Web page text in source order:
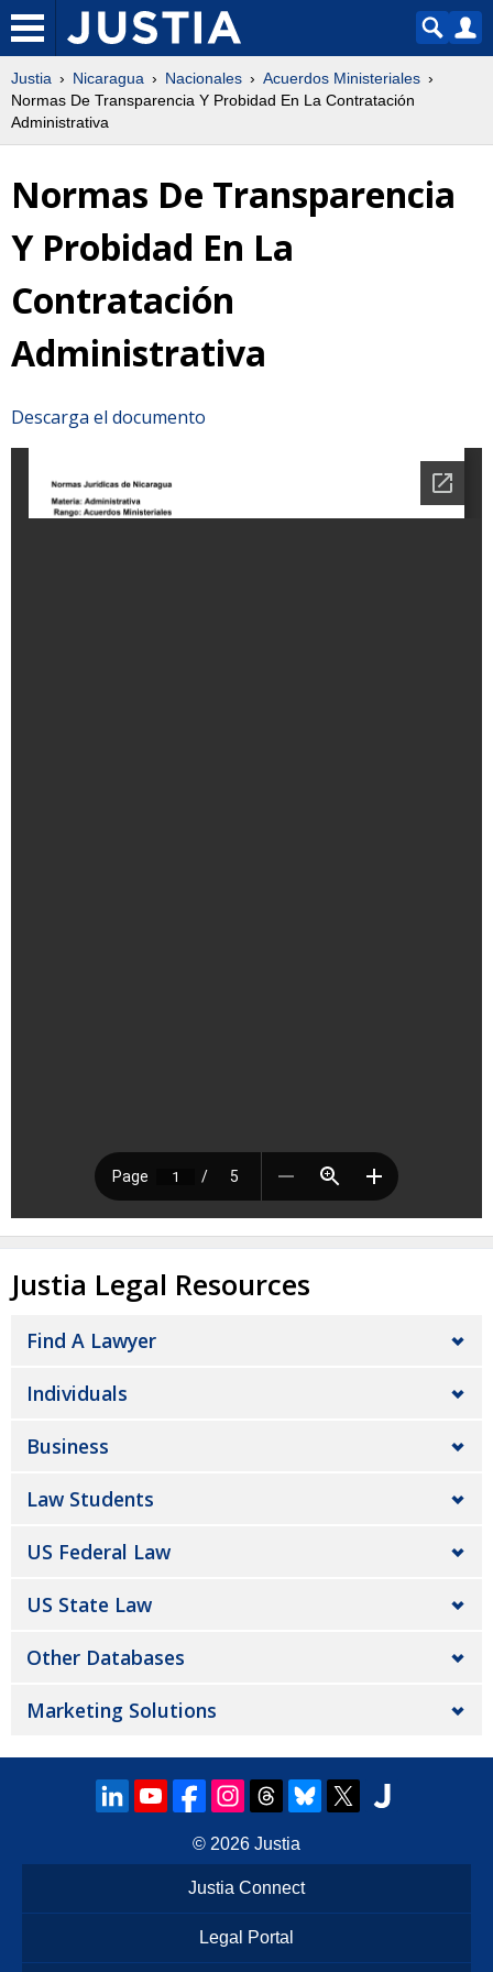
Justia Nicaragua Nacionales
Acuerdos Ministeriales
Normas De Transparencia Y Probidad En La Contratación
Administrativa
Normas De Transparencia
Y Probidad En La
Contratación
Administrativa
Descarga el documento
Justia Legal Resources
Find A Lawyer
Individuals
Business
Law Students
US Federal Law
US State Law
Other Databases
Marketing Solutions
© 2026 Justia
Justia Connect
Legal Portal